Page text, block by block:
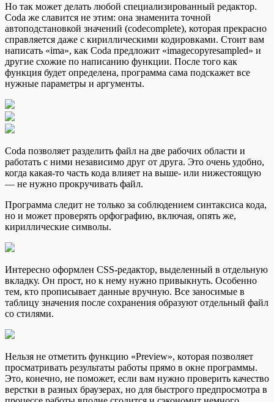
Но так может делать любой специализированный редактор.
Coda же славится не этим: она знаменита точной
автоподстановкой значений (codecomplete), которая прекрасно
справляется даже с кириллическими кодировками. Стоит вам
написать «ima», как Coda предложит «imagecopyresampled» и
другие схожие по написанию функции. После того как
функция будет определена, программа сама подскажет все
нужные параметры и аргументы.
Coda позволяет разделить файл на две рабочих области и
работать с ними независимо друг от друга. Это очень удобно,
когда какая-то часть кода влияет на выше- или нижестоящую
— не нужно прокручивать файл.
Программа следит не только за соблюдением синтаксиса кода,
но и может проверять орфографию, включая, опять же,
кириллические символы.
Интересно оформлен CSS-редактор, выделенный в отдельную
вкладку. Он прост, но к нему нужно привыкнуть. Особенно
тем, кто прописывает данные вручную. Все заносимые в
таблицу значения после сохранения образуют отдельный файл
со стилями.
Нельзя не отметить функцию «Preview», которая позволяет
просматривать результаты работы прямо в окне программы.
Это, конечно, не поможет, если вам нужно проверить качество
верстки в разных браузерах, но для быстрого предпросмотра в